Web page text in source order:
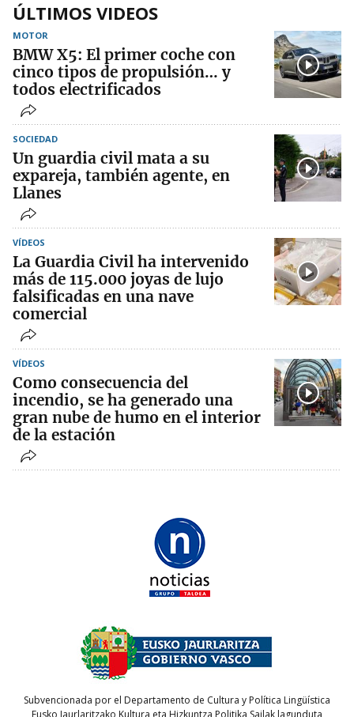
ÚLTIMOS VIDEOS
MOTOR
BMW X5: El primer coche con
cinco tipos de propulsión… y
todos electrificados
SOCIEDAD
Un guardia civil mata a su
expareja, también agente, en
Llanes
VÍDEOS
La Guardia Civil ha intervenido
más de 115.000 joyas de lujo
falsificadas en una nave
comercial
VÍDEOS
Como consecuencia del
incendio, se ha generado una
gran nube de humo en el interior
de la estación
Subvencionada por el Departamento de Cultura y Política Lingüística
Eusko Jaurlaritzako Kultura eta Hizkuntza Politika Sailak lagunduta